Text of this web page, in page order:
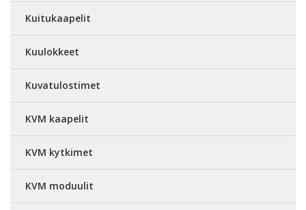
Kuitukaapelit
Kuulokkeet
Kuvatulostimet
KVM kaapelit
KVM kytkimet
KVM moduulit